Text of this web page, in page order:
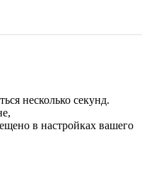
несколько секунд.
в настройках вашего